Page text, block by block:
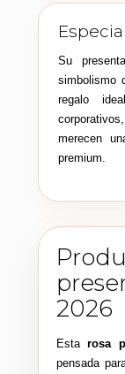
Su
simbolismo
regalo
merecen
premium.
2026
Estarosa
pensada